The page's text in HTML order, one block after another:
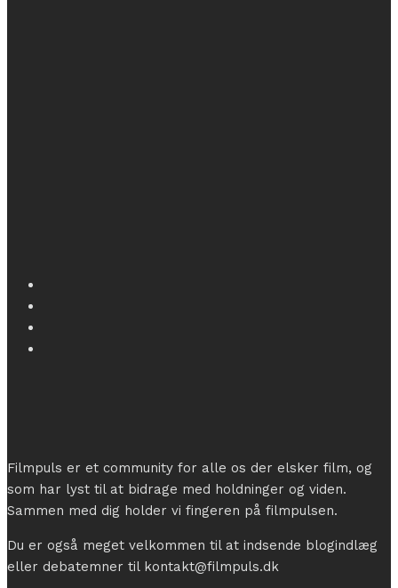
Filmpuls er et community for alle os der elsker film, og
som har lyst til at bidrage med holdninger og viden.
Sammen med dig holder vi fingeren på filmpulsen.
Du er også meget velkommen til at indsende blogindlæg
eller debatemner til kontakt@filmpuls.dk